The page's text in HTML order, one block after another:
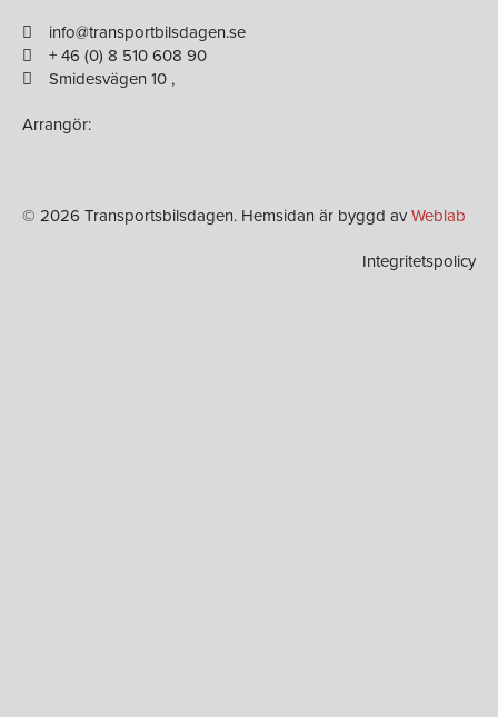
info@transportbilsdagen.se
+ 46 (0) 8 510 608 90
Smidesvägen 10 ,
Arrangör:
© 2026 Transportsbilsdagen. Hemsidan är byggd avWeblab
Integritetspolicy